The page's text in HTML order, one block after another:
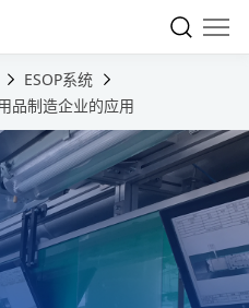
ESOP系统
品制造企业的应用